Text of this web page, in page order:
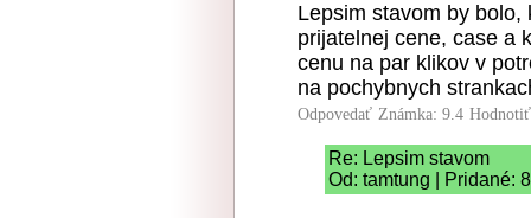
Lepsim stavom by
prijatelnej cene, case a
cenu na par klikov v
na pochybnych
Odpovedať Známka: 9.4
Re: Lepsim stavom
Od: tamtung | Pridané: